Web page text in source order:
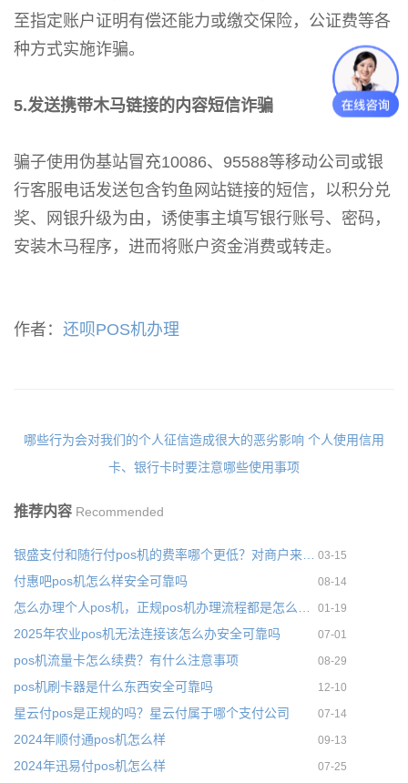
至指定账户证明有偿还能力或缴交保险，公证费等各
种方式实施诈骗。
5.发送携带木马链接的内容短信诈骗
骗子使用伪基站冒充10086、95588等移动公司或银
行客服电话发送包含钓鱼网站链接的短信，以积分兑
奖、网银升级为由，诱使事主填写银行账号、密码，
安装木马程序，进而将账户资金消费或转走。
作者： 还呗POS机办理
哪些行为会对我们的个人征信造成很大的恶劣影响 个人使用信用
卡、银行卡时要注意哪些使用事项
推荐内容 Recommended
03-15
付惠吧pos机怎么样安全可靠吗 08-14
01-19
2025年农业pos机无法连接该怎么办安全可靠吗 07-01
pos机流量卡怎么续费？有什么注意事项 08-29
pos机刷卡器是什么东西安全可靠吗 12-10
星云付pos是正规的吗？星云付属于哪个支付公司 07-14
2024年顺付通pos机怎么样 09-13
2024年迅易付pos机怎么样 07-25